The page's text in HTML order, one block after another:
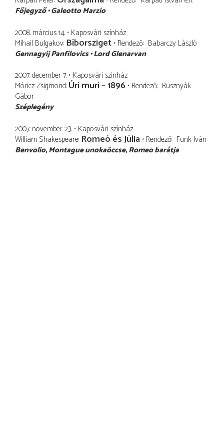
Főjegyző Galeotto Marzio
2008. március 14. Kaposvári színház
Mihail Bulgakov Bíborsziget Rendező Babarczy László
Gennagyij Panfilovics Lord Glenarvan
2007. december 7. Kaposvári színház
Móricz Zsigmond Úri muri – 1896 Rendező Rusznyák
Gábor
Széplegény
2007. november 23. Kaposvári színház
William Shakespeare Romeó és Júlia Rendező Funk Iván
Benvolio Montague unokaöccse, Romeo barátja